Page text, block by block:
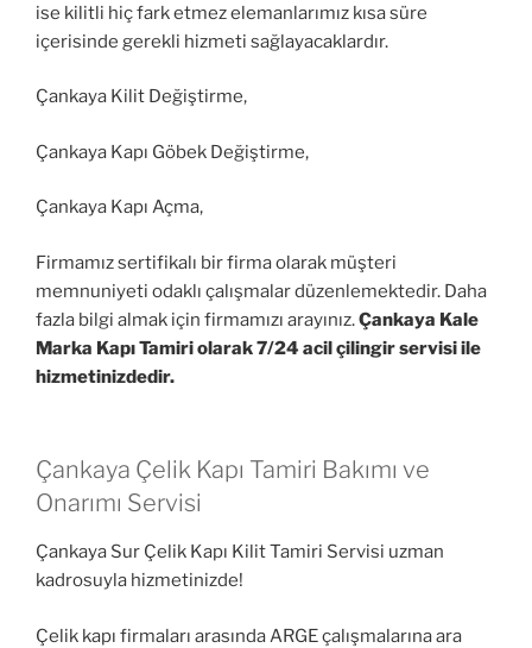
ise kilitli hiç fark etmez elemanlarımız kısa süre
içerisinde gerekli hizmeti sağlayacaklardır.
Çankaya Kilit Değiştirme,
Çankaya Kapı Göbek Değiştirme,
Çankaya Kapı Açma,
Firmamız sertifikalı bir firma olarak müşteri
memnuniyeti odaklı çalışmalar düzenlemektedir. Daha
fazla bilgi almak için firmamızı arayınız.Çankaya Kale
Marka Kapı Tamiri olarak 7/24 acil çilingir servisi ile
hizmetinizdedir.
Çankaya Çelik Kapı Tamiri Bakımı ve
Onarımı Servisi
Çankaya Sur Çelik Kapı Kilit Tamiri Servisi uzman
kadrosuyla hizmetinizde!
Çelik kapı firmaları arasında ARGE çalışmalarına ara